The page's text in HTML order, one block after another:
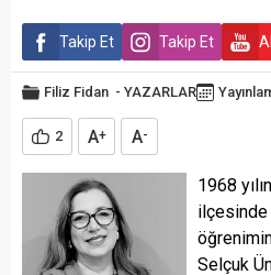
Takip Et Takip Et
Filiz Fidan - YAZARLAR
2 A+ A-
1968
ilçesinde
Selçuk